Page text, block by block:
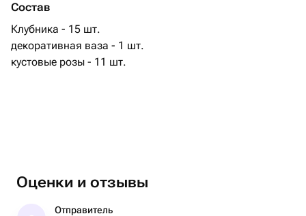
Состав
Клубника - 15 шт.
декоративная ваза - 1 шт.
кустовые розы - 11 шт.
Оценки и отзывы
Отправитель